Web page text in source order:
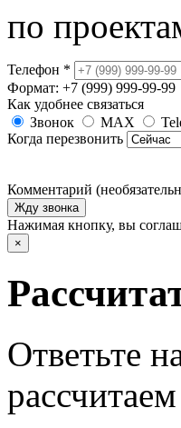
по
Телефон *
Формат: +7 (999) 999-99-99
Как удобнее связаться
Звонок
MAX
Когда перезвонить
Комментарий
Жду звонка
Нажимая кнопку, вы
×
Ответьте